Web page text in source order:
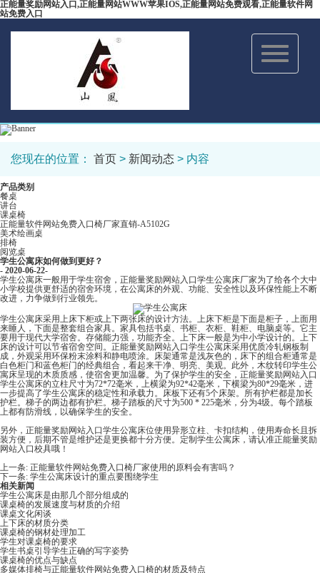
正能量奖励网站入口,正能量网站WWW苹果IOS,正能量网站免费观看,正能量软件网
站免费入口
Toggle
navigation
您现在的位置： 首页 > 新闻动态 > 内容
产品类别
餐桌
讲台
课桌椅
正能量软件网站免费入口椅厂家直销-A5102G
美术绘画桌
排椅
阅览桌
学生公寓床如何做到更好？
- 2020-06-22-
学生公寓床一般用于学生宿舍，正能量奖励网站入口学生公寓床厂家为了给各个大中
小学校提供更舒适的宿舍环境，在公寓床的外观、功能、安全性以及环保性能上不断
改进，力争做到行业领先。
学生公寓床采用上床下柜或上下两张床的设计方法。上床下柜是下面是柜子，上面用
来睡人，下面是整套组合家具。家具包括书桌、书柜、衣柜、鞋柜、电脑桌等。它主
要用于现代大学宿舍。存储能力强，功能齐全。上下床一般是为中小学设计的。上下
床的设计可以节省宿舍空间。正能量奖励网站入口学生公寓床采用优质冷轧钢板制
成，外观采用环保粉末涂料和静电喷涂。床架通常是浅灰色的，床下的组合柜通常是
白色柜门和蓝色柜门的经典组合，看起来干净、明亮、美观。此外，木纹转印学生公
寓床呈现的木质质感，使宿舍更加温馨。为了保护学生的安全，正能量奖励网站入口
学生公寓床的立柱尺寸为72*72毫米，上横梁为92*42毫米，下横梁为80*29毫米，进
一步提高了学生公寓床的稳定性和承载力。床板下还有5个床架。所有护栏都是加长
护栏。梯子的两边都有护栏。梯子踏板的尺寸为500 * 225毫米，分为4级。每个踏板
上都有防滑线，以确保学生的安全。
另外，正能量奖励网站入口学生公寓床位使用异形立柱、卡扣结构，使用寿命长且拆
装方便，后期不管是维护还是更换都十分方便。定制学生公寓床，请认准正能量奖励
网站入口校具哦！
上一条: 正能量软件网站免费入口椅厂家使用的原料会有害吗？
下一条: 学生公寓床设计的重点要围绕学生
相关新闻
学生公寓床是由那几个部分组成的
课桌椅的发展速度与材质的介绍
课桌文化闲谈
上下床的材质分类
课桌椅的钢材处理加工
学生对课桌椅的要求
学生书桌引导学生正确的写字姿势
课桌椅的优点与缺点
多媒体排椅与正能量软件网站免费入口椅的材质及特点